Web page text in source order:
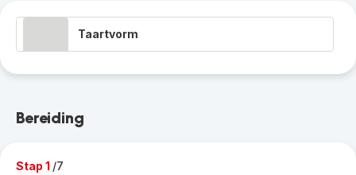
Taartvorm
Bereiding
Stap 1 /7